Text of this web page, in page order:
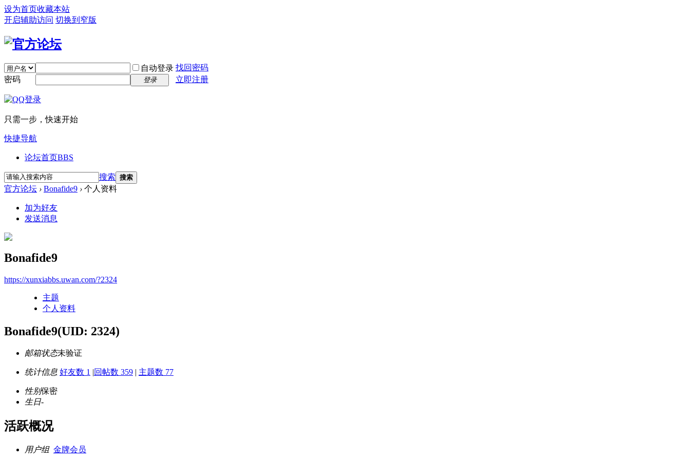
设为首页收藏本站
开启辅助访问 切换到窄版
自动登录 找回密码
密码
登录 立即注册
只需一步，快速开始
快捷导航
论坛首页BBS
搜索 搜索
官方论坛 › Bonafide9 › 个人资料
加为好友
发送消息
Bonafide9
https://xunxiabbs.uwan.com/?2324
主题
个人资料
Bonafide9(UID: 2324)
邮箱状态未验证
统计信息 好友数 1 |回帖数 359 | 主题数 77
性别保密
生日-
活跃概况
用户组 金牌会员